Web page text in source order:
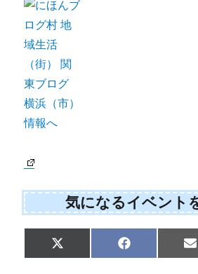
気になるイベント
S
h
X
(
S
h
F
a
SE